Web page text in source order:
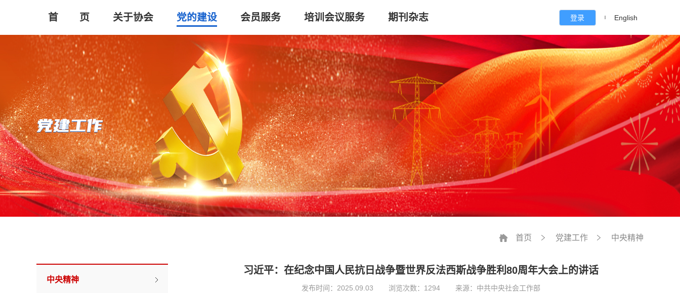
首       页 关于协会 党的建设 会员服务 培训会议服务 期刊杂志 登录 English
党建工作
首页 党建工作 中央精神
中央精神
习近平：在纪念中国人民抗日战争暨世界反法西斯战争胜利80周年大会上的讲话
发布时间： 2025.09.03 浏览次数：1294 来源：中共中央社会工作部